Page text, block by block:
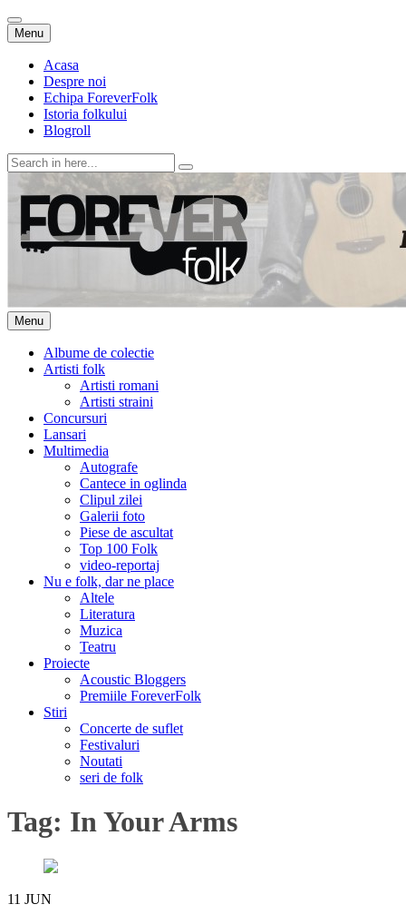
Menu Skip
to
content
Acasa
Despre noi
Echipa ForeverFolk
Istoria folkului
Blogroll
Search
for:
ForeverFolk
Muzica sufletului tau
Menu Skip
to
content
Albume de colectie
Artisti folk
Artisti romani
Artisti straini
Concursuri
Lansari
Multimedia
Autografe
Cantece in oglinda
Clipul zilei
Galerii foto
Piese de ascultat
Top 100 Folk
video-reportaj
Nu e folk, dar ne place
Altele
Literatura
Muzica
Teatru
Proiecte
Acoustic Bloggers
Premiile ForeverFolk
Stiri
Concerte de suflet
Festivaluri
Noutati
seri de folk
Tag: In Your Arms
11 JUN